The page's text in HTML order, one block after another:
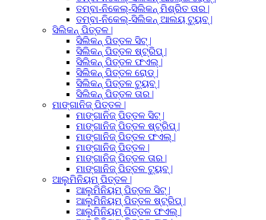
ତମ୍ବା-ନିକେଲ୍-ସିଲିକନ୍ ମିଶ୍ରିତ ତାର |
ତମ୍ବା-ନିକେଲ୍-ସିଲିକନ୍ ଆଲୟ ଟ୍ୟୁବ୍ |
ସିଲିକନ୍ ପିତ୍ତଳ |
ସିଲିକନ୍ ପିତ୍ତଳ ସିଟ୍ |
ସିଲିକନ୍ ପିତ୍ତଳ ଷ୍ଟ୍ରିପ୍ |
ସିଲିକନ୍ ପିତ୍ତଳ ଫଏଲ୍ |
ସିଲିକନ୍ ପିତ୍ତଳ ରୋଡ୍ |
ସିଲିକନ୍ ପିତ୍ତଳ ଟ୍ୟୁବ୍ |
ସିଲିକନ୍ ପିତ୍ତଳ ତାର |
ମାଙ୍ଗାନିଜ୍ ପିତ୍ତଳ |
ମାଙ୍ଗାନିଜ୍ ପିତ୍ତଳ ସିଟ୍ |
ମାଙ୍ଗାନିଜ୍ ପିତ୍ତଳ ଷ୍ଟ୍ରିପ୍ |
ମାଙ୍ଗାନିଜ୍ ପିତ୍ତଳ ଫଏଲ୍ |
ମାଙ୍ଗାନିଜ୍ ପିତ୍ତଳ |
ମାଙ୍ଗାନିଜ୍ ପିତ୍ତଳ ତାର |
ମାଙ୍ଗାନିଜ୍ ପିତ୍ତଳ ଟ୍ୟୁବ୍ |
ଆଲୁମିନିୟମ୍ ପିତ୍ତଳ |
ଆଲୁମିନିୟମ୍ ପିତ୍ତଳ ସିଟ୍ |
ଆଲୁମିନିୟମ୍ ପିତ୍ତଳ ଷ୍ଟ୍ରିପ୍ |
ଆଲୁମିନିୟମ୍ ପିତ୍ତଳ ଫଏଲ୍ |